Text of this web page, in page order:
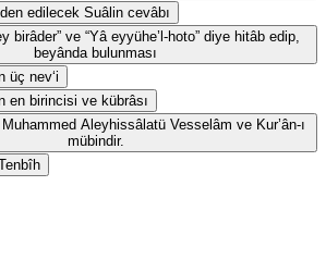
edilecek Suâlin cevâbı
birâder” ve “Yâ eyyühe’l-hoto” diye hitâb edip,
beyânda bulunması
üç nev‘i
en birincisi ve kübrâsı
Muhammed Aleyhissâlatü Vesselâm ve Kur’ân-ı
mübindir.